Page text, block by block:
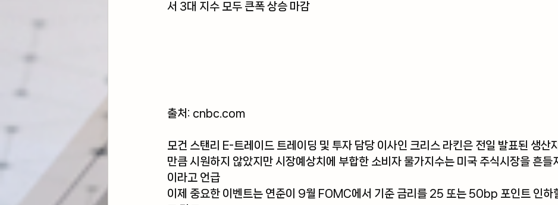
서 3대 지수 모두 큰폭 상승 마감
출처: cnbc.com
모건 스탠리 E-트레이드 트레이딩 및 투자 담당 이사인 크리스 라킨은 전일 발표된 생산
만큼 시원하지 않았지만 시장예상치에 부합한 소비자 물가지수는 미국 주식시장을 흔들
이라고 언급
이제 중요한 이벤트는 연준이 9월 FOMC에서 기준 금리를 25 또는 50bp 포인트 인하